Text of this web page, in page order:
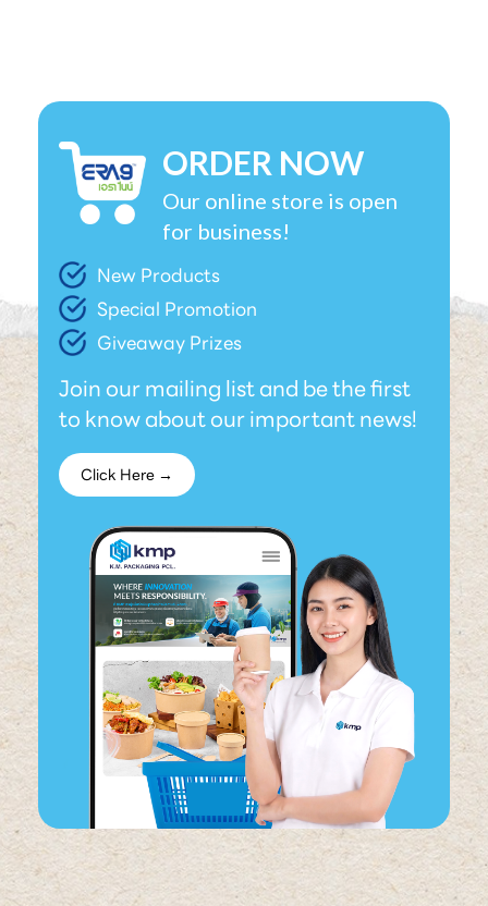
ORDER NOW
Our online store is open
for business!
New Products
Special Promotion
Giveaway Prizes
Join our mailing list and be the first
to know about our important news!
Click Here →